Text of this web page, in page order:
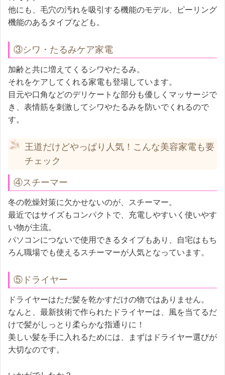
他にも、毛穴の汚れを吸引する機能のモデル、ピーリング
機能のあるタイプなども。
③シワ・たるみケア家電
加齢と共に増えてくるシワやたるみ。
それをケアしてくれる家電も登場しています。
目元や口角などのデリケートな部分も優しくマッサージで
き、表情筋を刺激してシワやたるみを防いでくれるので
す。
王道だけどやっぱり人気！こんな美容家電も要
チェック
④スチーマー
冬の乾燥対策に欠かせないのが、スチーマー。
最近ではサイズもコンパクトで、充電しやすいく使いやす
い物が主流。
パソコンにつないで使用できるタイプもあり、自宅はもち
ろん職場でも使えるスチーマーが人気となっています。
⑤ドライヤー
ドライヤーはただ髪を乾かすだけの物ではありません。
なんと、最新技術で作られたドライヤーは、風を当てるだ
けで髪がしっとり柔らかな指通りに！
美しい髪を手に入れるためには、まずはドライヤー選びが
大切なのです。